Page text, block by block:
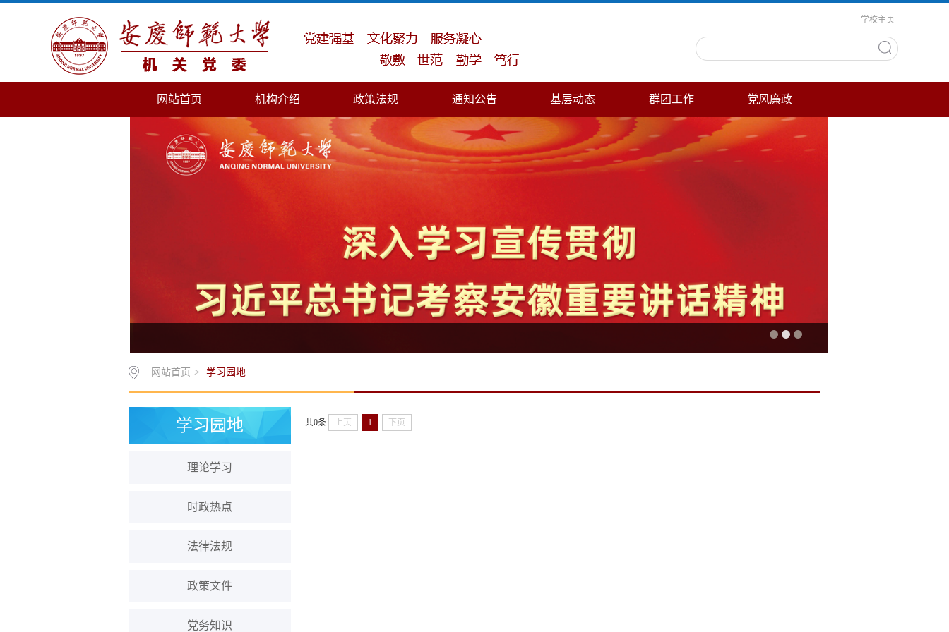
学校主页
网站首页 机构介绍 政策法规 通知公告 基层动态 群团工作 党风廉政
网站首页 > 学习园地
学习园地
理论学习
时政热点
法律法规
政策文件
党务知识
共0条 上页 1 下页